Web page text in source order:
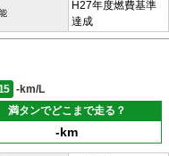
H27年度燃費基準
達成
-km/L
満タンでどこまで走る？
-km